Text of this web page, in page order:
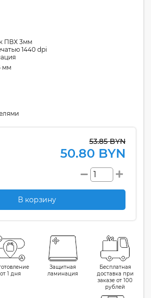
ПВХ 3мм
1440 dpi
мм
53.85 BYN
50.80 BYN
В корзину
от 1 дня
Защитная
ламинация
Бесплатная
доставка при
заказе от 100
рублей